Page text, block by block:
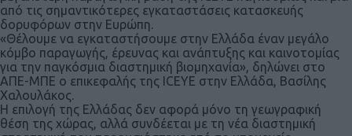
από τις σημαντικότερες εγκαταστάσεις κατασκευής
δορυφόρων στην Ευρώπη.
«Θέλουμε να εγκαταστήσουμε στην Ελλάδα έναν μεγάλο
κόμβο παραγωγής, έρευνας και ανάπτυξης και καινοτομίας
για την παγκόσμια διαστημική βιομηχανία», δηλώνει στο
ΑΠΕ-ΜΠΕ ο επικεφαλής της ICEYE στην Ελλάδα, Βασίλης
Χαλουλάκος.
Η επιλογή της Ελλάδας δεν αφορά μόνο τη γεωγραφική
θέση της χώρας, αλλά συνδέεται με τη νέα διαστημική